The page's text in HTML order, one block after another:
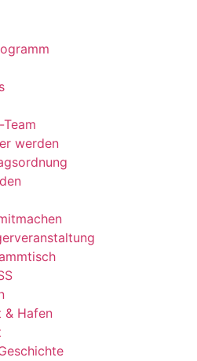
werden
& Hafen